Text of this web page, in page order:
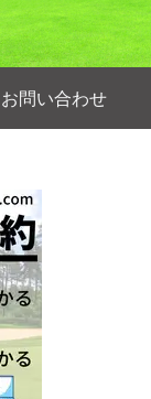
お問い合わせ